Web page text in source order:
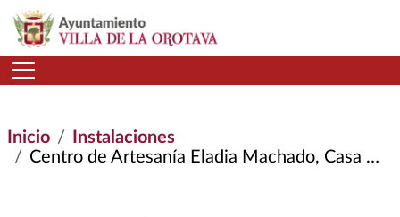
Pasar al contenido principal
Inicio
Instalaciones
Centro de Artesanía Eladia Machado, Casa Molina